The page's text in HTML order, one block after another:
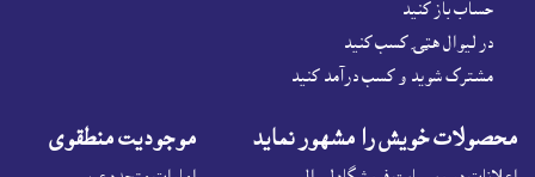
حساب باز کنيد
در لیوال هټۍ کسب کنید
مشترک شوید و کسب درآمد کنید
محصولات خويش را مشهور نمايد موجوديت منطقوى